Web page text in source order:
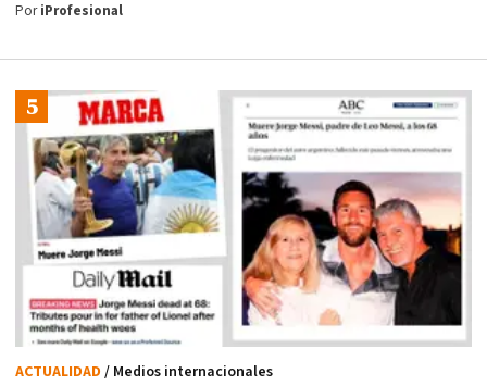
PoriProfesional
ACTUALIDAD / Medios internacionales